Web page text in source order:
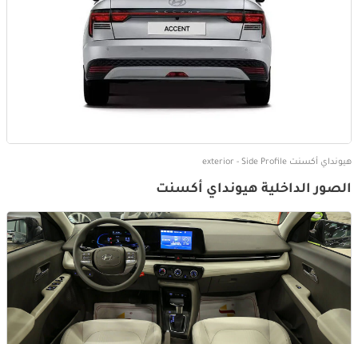
هيونداي أكسنت exterior - Side Profile
الصور الداخلية هيونداي أكسنت